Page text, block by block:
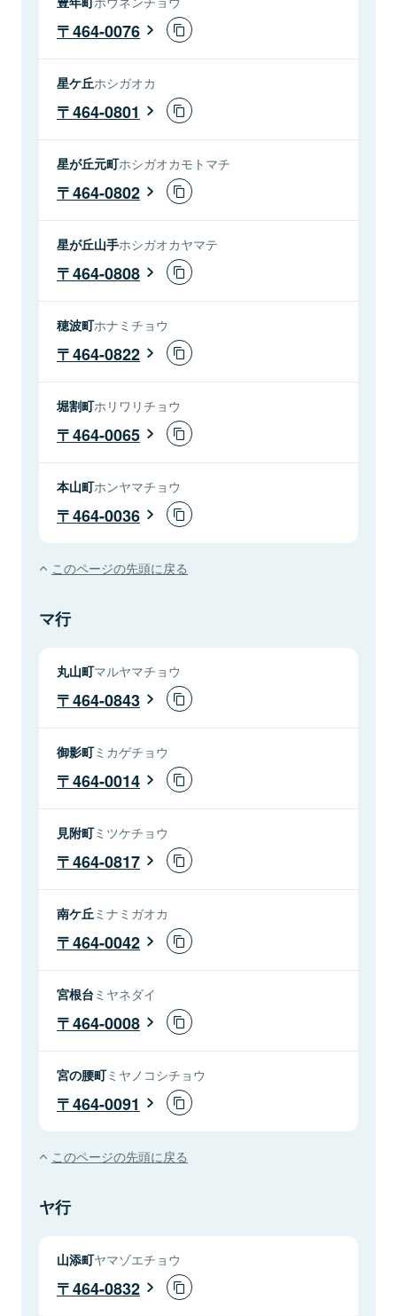
464-0076
星ケ丘ホシガオカ
464-0801
星が丘元町ホシガオカモトマチ
464-0802
星が丘山手ホシガオカヤマテ
464-0808
穂波町ホナミチョウ
464-0822
堀割町ホリワリチョウ
464-0065
本山町ホンヤマチョウ
464-0036
このページの先頭に戻る
マ行
丸山町マルヤマチョウ
464-0843
御影町ミカゲチョウ
464-0014
見附町ミツケチョウ
464-0817
南ケ丘 ミナミガオカ
464-0042
宮根台 ミヤネダイ
464-0008
宮の腰町ミヤノコシチョウ
464-0091
このページの先頭に戻る
ヤ行
山添町ヤマゾエチョウ
464-0832